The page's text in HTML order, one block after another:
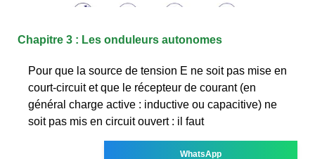
Chapitre 3 : Les onduleurs autonomes
Pour que la source de tension E ne soit pas mise en
court-circuit et que le récepteur de courant (en
général charge active : inductive ou capacitive) ne
soit pas mis en circuit ouvert : il faut
WhatsApp